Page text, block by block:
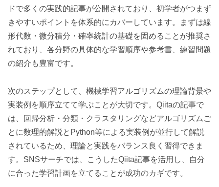
ドで多くの実践的記事が公開されており、初学者がつまず
きやすいポイントを体系的にカバーしています。まずは線
形代数・微分積分・確率統計の基礎を固めることが推奨さ
れており、各分野の具体的な学習順序や参考書、練習問題
の紹介も豊富です。
次のステップとして、機械学習アルゴリズムの理論背景や
実装例を順序立てて学ぶことが大切です。Qiitaの記事で
は、回帰分析・分類・クラスタリングなどアルゴリズムご
とに数理的解説とPython等による実装例が並行して解説
されているため、理論と実践をバランス良く習得できま
す。SNSサーチでは、こうしたQiita記事を活用し、自分
に合った学習計画を立てることが成功のカギです。